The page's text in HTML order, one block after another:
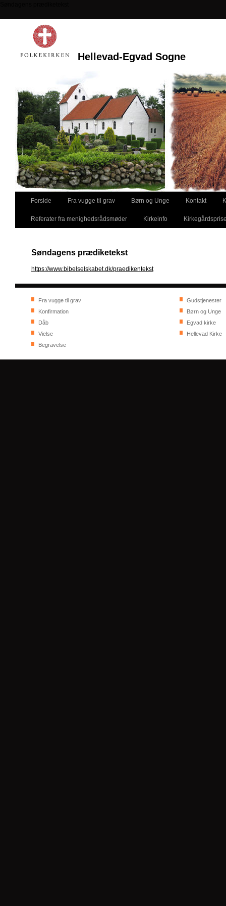
Hellevad-Egvad Sogne
Forside Fra vugge til grav Børn og Unge Kontakt
Referater fra menighedsrådsmøder Kirkeinfo
Søndagens prædiketekst
https://www.bibelselskabet.dk/praedikentekst
Fra vugge til grav
Konfirmation
Dåb
Vielse
Begravelse
Gudstjenester
Børn og Unge
Egvad kirke
Hellevad Kirke